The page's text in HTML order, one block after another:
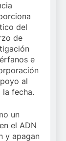
del
de
e
al
fecha.
un
el ADN
y apagan